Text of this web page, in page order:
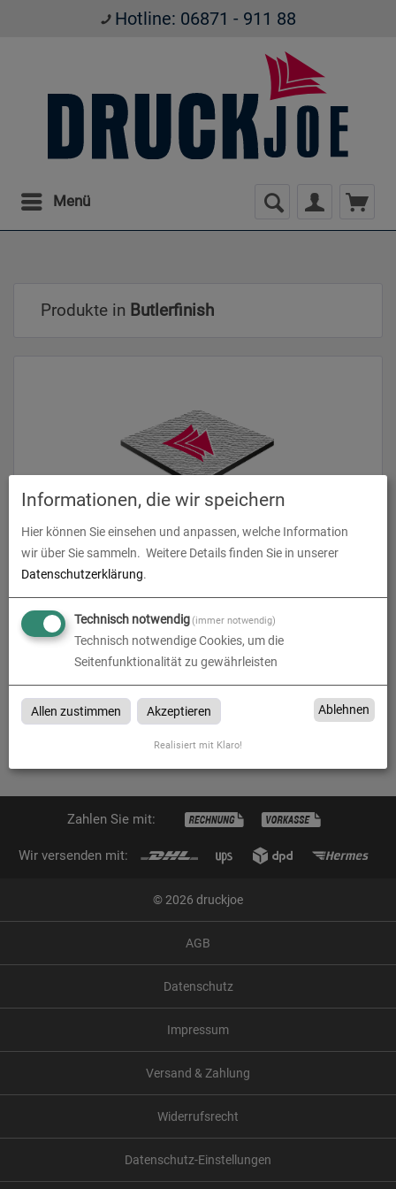
Hotline: 06871 - 911 88
Menü
Produkte in Butlerfinish
Butlerfinish (Aluverbundplatte gebürstet)
zum Artikel
Butlerfinish
Butlerfinish bei druckjoe in Wadern, Trier, Luxembourg,
Saarbrücken, Kaiserslautern, Homburg, Neunkirchen & Merzig
Zahlen Sie mit:
Wir versenden mit:
© 2026 druckjoe
AGB
Datenschutz
Impressum
Versand & Zahlung
Widerrufsrecht
Datenschutz-Einstellungen
Informationen, die wir speichern
Hier können Sie einsehen und anpassen, welche Information
wir über Sie sammeln. Weitere Details finden Sie in unserer
Datenschutzerklärung.
Technisch notwendig(immer notwendig)
Technisch notwendige Cookies, um die
Seitenfunktionalität zu gewährleisten
Allen zustimmen Akzeptieren Ablehnen
Realisiert mit Klaro!